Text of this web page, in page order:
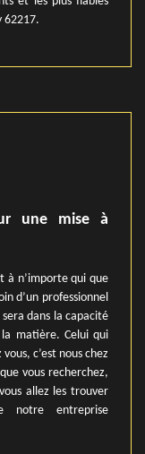
62217.
une mise à
à n’importe qui que
d’un professionnel
dans la capacité
matière. Celui qui
c’est nous chez
vous recherchez,
allez les trouver
notre entreprise